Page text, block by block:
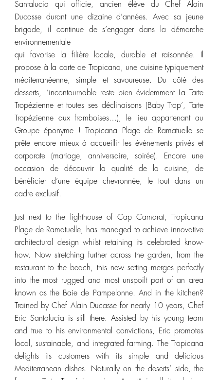
Santalucia qui officie, ancien élève du Chef Alain
Ducasse durant une dizaine d’années. Avec sa jeune
brigade, il continue de s’engager dans la démarche
environnementale
qui favorise la filière locale, durable et raisonnée. Il
propose à la carte de Tropicana, une cuisine typiquement
méditerranéenne, simple et savoureuse. Du côté des
desserts, l’incontournable reste bien évidemment La Tarte
Tropézienne et toutes ses déclinaisons (Baby Trop’, Tarte
Tropézienne aux framboises…), le lieu appartenant au
Groupe éponyme ! Tropicana Plage de Ramatuelle se
prête encore mieux à accueillir les événements privés et
corporate (mariage, anniversaire, soirée). Encore une
occasion de découvrir la qualité de la cuisine, de
bénéficier d’une équipe chevronnée, le tout dans un
cadre exclusif.
Just next to the lighthouse of Cap Camarat, Tropicana
Plage de Ramatuelle, has managed to achieve innovative
architectural design whilst retaining its celebrated know-
how. Now stretching further across the garden, from the
restaurant to the beach, this new setting merges perfectly
into the most rugged and most unspoilt part of an area
known as the Baie de Pampelonne. And in the kitchen?
Trained by Chef Alain Ducasse for nearly 10 years, Chef
Eric Santalucia is still there. Assisted by his young team
and true to his environmental convictions, Eric promotes
local, sustainable, and integrated farming. The Tropicana
delights its customers with its simple and delicious
Mediterranean dishes. Naturally on the deserts’ side, the